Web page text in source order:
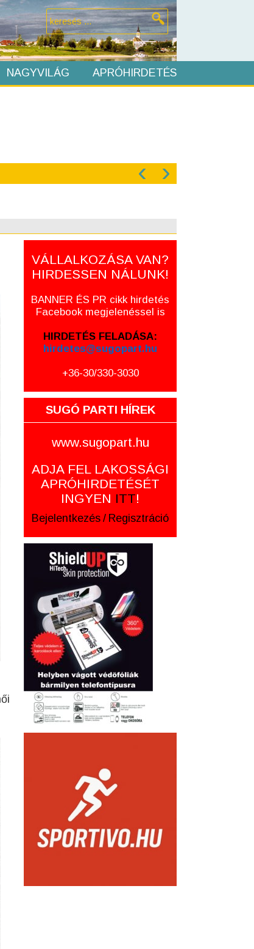
NAGYVILÁG APRÓHIRDETÉS
‹ ›
VÁLLALKOZÁSA VAN?
HIRDESSEN NÁLUNK!
BANNER ÉS PR cikk hirdetés
Facebook megjelenéssel is
HIRDETÉS FELADÁSA:
hirdetes@sugopart.hu
+36-30/330-3030
SUGÓ PARTI HÍREK
www.sugopart.hu
ADJA FEL LAKOSSÁGI
APRÓHIRDETÉSÉT
INGYEN ITT!
Bejelentkezés / Regisztráció